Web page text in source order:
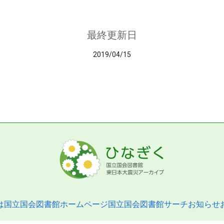
最終更新日
2019/04/15
国立国会図書館ホームページ国立国会図書館サーチお知らせ